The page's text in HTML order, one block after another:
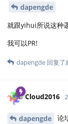
dapengde
就跟yihui所说这种
我可以PR!
dapengde 回复了
Cloud2016
dapengde
论